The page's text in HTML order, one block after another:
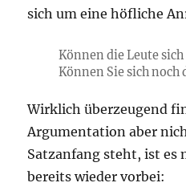
sich um eine höfliche
Können die Leute
Können Sie sich
Wirklich überzeugend
Argumentation aber
Satzanfang steht, ist es
bereits wieder vorbei: